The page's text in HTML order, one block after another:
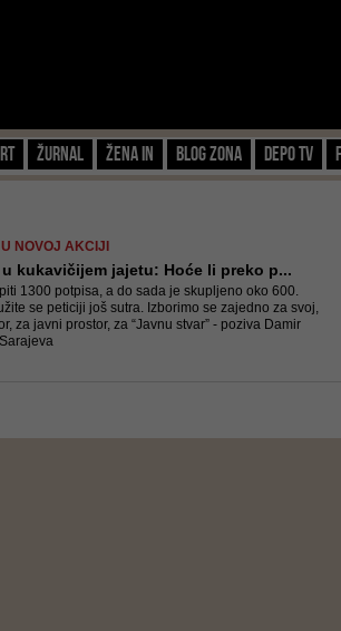
Žurnal Žena IN Blog zona Depo TV
NOVOJ AKCIJI
kukavičijem jajetu: Hoće li preko p...
1300 potpisa, a do sada je skupljeno oko 600.
se peticiji još sutra. Izborimo se zajedno za svoj,
za javni prostor, za “Javnu stvar” - poziva Damir